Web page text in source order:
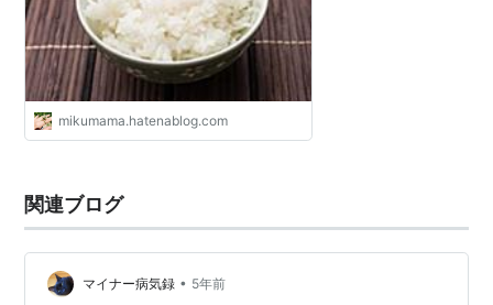
mikumama.hatenablog.com
関連ブログ
マイナー病気録 • 5年前